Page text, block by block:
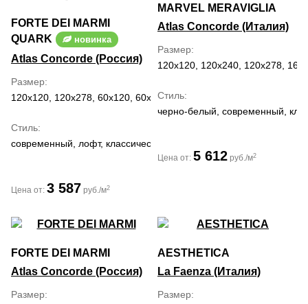
FORTE DEI MARMI
QUARK
новинка
Atlas Concorde (Россия)
Размер
120x120, 120x278, 60x120, 60x60, 80x160, 80x80
Стиль
современный, лофт, классический
Цена от: 3 587 руб./м2
MARVEL MERAVIGLIA
Atlas Concorde (Италия)
Размер
120x120, 120x240, 120x278,
Стиль
черно-белый, современный,
Цена от: 5 612 руб./м2
FORTE DEI MARMI
Atlas Concorde (Россия)
Размер
AESTHETICA
La Faenza (Италия)
Размер